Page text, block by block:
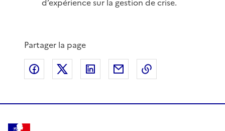
Partager la page
Partager sur Facebook
Partager sur XPartager sur LinkedIn
Partager par email